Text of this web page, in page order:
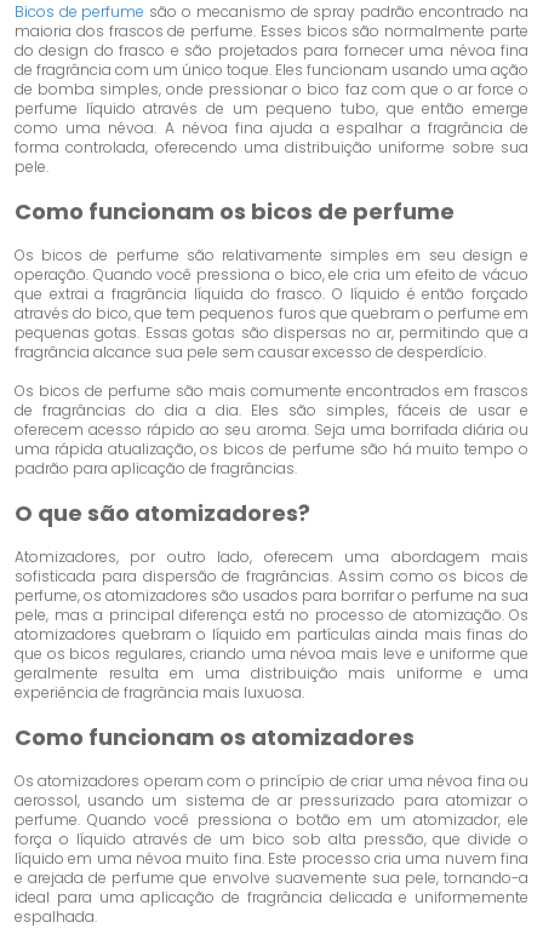
Bicos de perfume são o mecanismo de spray padrão encontrado na
maioria dos frascos de perfume. Esses bicos são normalmente parte
do design do frasco e são projetados para fornecer uma névoa fina
de fragrância com um único toque. Eles funcionam usando uma ação
de bomba simples, onde pressionar o bico faz com que o ar force o
perfume líquido através de um pequeno tubo, que então emerge
como uma névoa. A névoa fina ajuda a espalhar a fragrância de
forma controlada, oferecendo uma distribuição uniforme sobre sua
pele.
Como funcionam os bicos de perfume
Os bicos de perfume são relativamente simples em seu design e
operação. Quando você pressiona o bico, ele cria um efeito de vácuo
que extrai a fragrância líquida do frasco. O líquido é então forçado
através do bico, que tem pequenos furos que quebram o perfume em
pequenas gotas. Essas gotas são dispersas no ar, permitindo que a
fragrância alcance sua pele sem causar excesso de desperdício.
Os bicos de perfume são mais comumente encontrados em frascos
de fragrâncias do dia a dia. Eles são simples, fáceis de usar e
oferecem acesso rápido ao seu aroma. Seja uma borrifada diária ou
uma rápida atualização, os bicos de perfume são há muito tempo o
padrão para aplicação de fragrâncias.
O que são atomizadores?
Atomizadores, por outro lado, oferecem uma abordagem mais
sofisticada para dispersão de fragrâncias. Assim como os bicos de
perfume, os atomizadores são usados ​​para borrifar o perfume na sua
pele, mas a principal diferença está no processo de atomização. Os
atomizadores quebram o líquido em partículas ainda mais finas do
que os bicos regulares, criando uma névoa mais leve e uniforme que
geralmente resulta em uma distribuição mais uniforme e uma
experiência de fragrância mais luxuosa.
Como funcionam os atomizadores
Os atomizadores operam com o princípio de criar uma névoa fina ou
aerossol, usando um sistema de ar pressurizado para atomizar o
perfume. Quando você pressiona o botão em um atomizador, ele
força o líquido através de um bico sob alta pressão, que divide o
líquido em uma névoa muito fina. Este processo cria uma nuvem fina
e arejada de perfume que envolve suavemente sua pele, tornando-a
ideal para uma aplicação de fragrância delicada e uniformemente
espalhada.